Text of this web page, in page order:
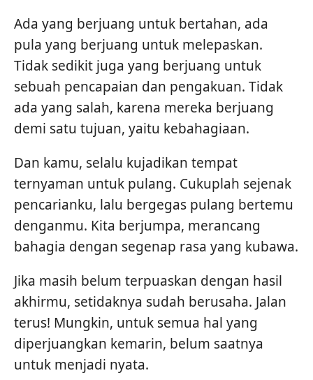
Ada yang berjuang untuk bertahan, ada
pula yang berjuang untuk melepaskan.
Tidak sedikit juga yang berjuang untuk
sebuah pencapaian dan pengakuan. Tidak
ada yang salah, karena mereka berjuang
demi satu tujuan, yaitu kebahagiaan.
Dan kamu, selalu kujadikan tempat
ternyaman untuk pulang. Cukuplah sejenak
pencarianku, lalu bergegas pulang bertemu
denganmu. Kita berjumpa, merancang
bahagia dengan segenap rasa yang kubawa.
Jika masih belum terpuaskan dengan hasil
akhirmu, setidaknya sudah berusaha. Jalan
terus! Mungkin, untuk semua hal yang
diperjuangkan kemarin, belum saatnya
untuk menjadi nyata.